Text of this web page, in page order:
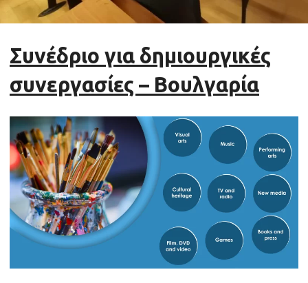
Συνέδριο για δημιουργικές
συνεργασίες – Βουλγαρία